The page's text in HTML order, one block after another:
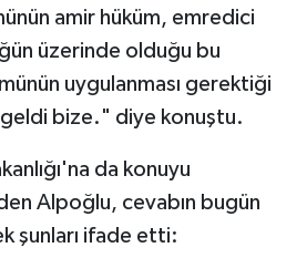
amir hüküm, emredici
üzerinde olduğu bu
uygulanması gerektiği
bize." diye konuştu.
da konuyu
Alpoğlu, cevabın bugün
şunları ifade etti: